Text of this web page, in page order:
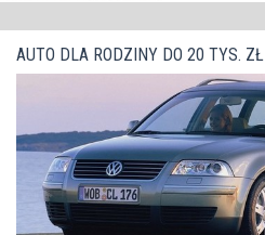
AUTO DLA RODZINY DO 20 TYS. ZŁ